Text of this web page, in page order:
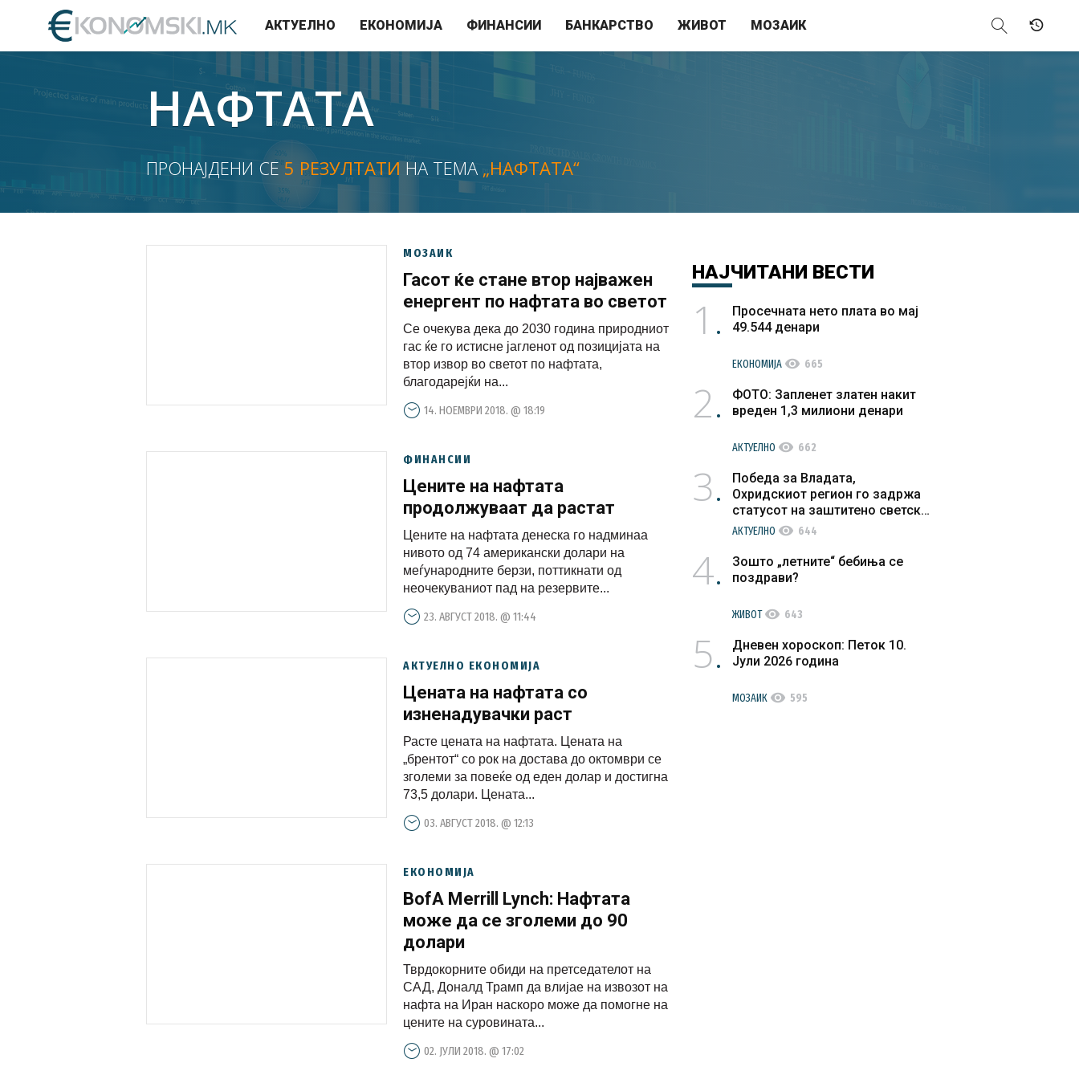
АКТУЕЛНО ЕКОНОМИЈА ФИНАНСИИ БАНКАРСТВО ЖИВОТ МОЗАИК
НАФТАТА
ПРОНАЈДЕНИ СЕ5 РЕЗУЛТАТИНА ТЕМА „НАФТАТА“
МОЗАИК
Гасот ќе стане втор најважен
енергент по нафтата во светот
Се очекува дека до 2030 година природниот
гас ќе го истисне јагленот од позицијата на
втор извор во светот по нафтата,
благодарејќи на...
14. НОЕМВРИ 2018. @ 18:19
ФИНАНСИИ
Цените на нафтата
продолжуваат да растат
Цените на нафтата денеска го надминаа
нивото од 74 американски долари на
меѓународните берзи, поттикнати од
неочекуваниот пад на резервите...
23. АВГУСТ 2018. @ 11:44
АКТУЕЛНО ЕКОНОМИЈА
Цената на нафтата со
изненадувачки раст
Расте цената на нафтата. Цената на
„брентот“ со рок на достава до октомври се
зголеми за повеќе од еден долар и достигна
73,5 долари. Цената...
03. АВГУСТ 2018. @ 12:13
ЕКОНОМИЈА
BofA Merrill Lynch: Нафтата
може да се зголеми до 90
долари
Тврдокорните обиди на претседателот на
САД, Доналд Трамп да влијае на извозот на
нафта на Иран наскоро може да помогнe на
цените на суровинaта...
02. ЈУЛИ 2018. @ 17:02
НАЈЧИТАНИ ВЕСТИ
1
Просечната нето плата во мај
49.544 денари
ЕКОНОМИЈА visibility 665
2
ФОТО: Запленет златен накит
вреден 1,3 милиони денари
АКТУЕЛНО visibility 662
3
Победа за Владата,
Охридскиот регион го задржа
статусот на заштитено светско
културно наследство
АКТУЕЛНО visibility 644
4
Зошто „летните“ бебиња се
поздрави?
ЖИВОТvisibility 643
5
Дневен хороскоп: Петок 10.
Јули 2026 година
МОЗАИК visibility 595